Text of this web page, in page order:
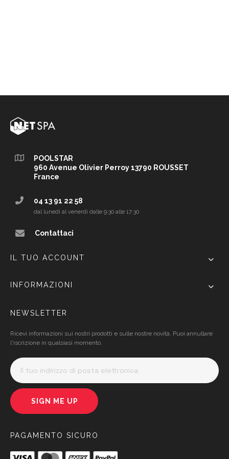
POOLSTAR
960 Avenue Olivier Perroy 13790 ROUSSET
France
04 13 91 22 58
dal lunedì al venerdì dalle 9:30 alle 17:30
Contattaci
IL TUO ACCOUNT
INFORMAZIONI
NEWSLETTER
Ricevi informazioni sui nostri prodotti e sulle nostre novità. Puoi annullare
l'iscrizione in qualsiasi momento.
SIGN ME UP
PAGAMENTO SICURO